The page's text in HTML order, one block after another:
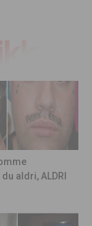
aldri, ALDRI